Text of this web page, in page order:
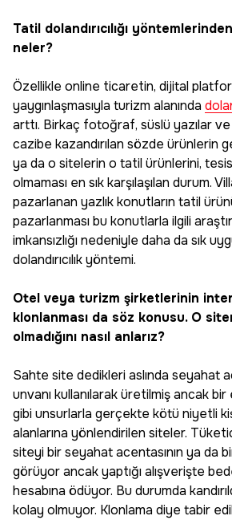
Tatil dolandırıcılığı
neler?
Özellikle online ticaretin, dijital
yaygınlaşmasıyla turizm alanında
arttı. Birkaç fotoğraf, süslü yazılar
cazibe kazandırılan sözde ürünlerin
ya da o sitelerin o tatil ürünlerini,
olmaması en sık karşılaşılan durum.
pazarlanan yazlık konutların tatil
pazarlanması bu konutlarla ilgili
imkansızlığı nedeniyle daha da sık
dolandırıcılık yöntemi.
Otel veya turizm şirketlerinin
klonlanması da söz konusu. O
olmadığını nasıl anlarız?
Sahte site dedikleri aslında seyahat
unvanı kullanılarak üretilmiş ancak
gibi unsurlarla gerçekte kötü niyetli
alanlarına yönlendirilen siteler.
siteyi bir seyahat acentasının ya da
görüyor ancak yaptığı alışverişte
hesabına ödüyor. Bu durumda
kolay olmuyor. Klonlama diye tabir